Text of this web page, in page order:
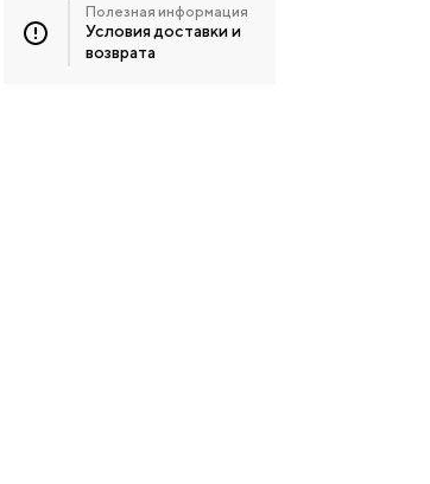
Полезная информация
Условия доставки и
возврата